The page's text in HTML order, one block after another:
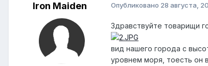
Iron Maiden Опубликовано 28 августа,
Здравствуйте товарищи
вид нашего города с
уровнем моря, тоесть он